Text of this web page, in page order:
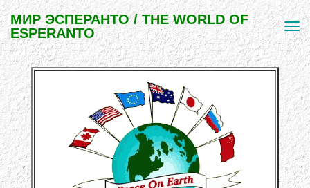
МИР ЭСПЕРАНТО / THE WORLD OF
ESPERANTO